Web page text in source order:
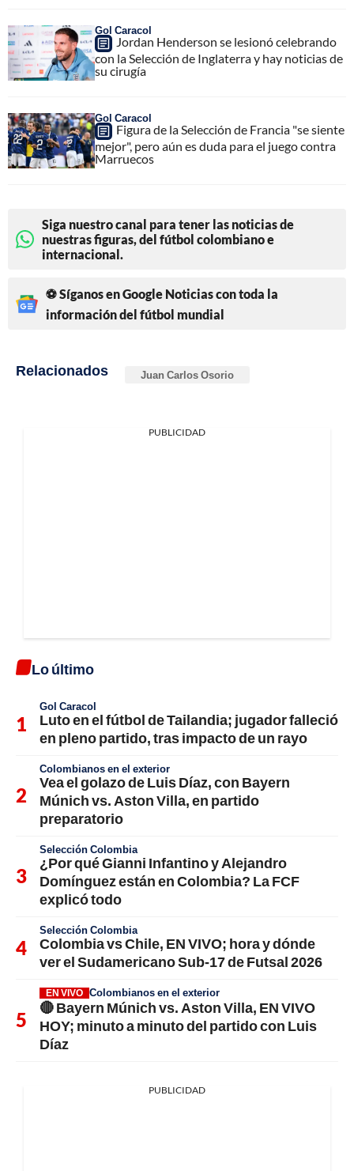
Gol Caracol
Jordan Henderson se lesionó celebrando
con la Selección de Inglaterra y hay noticias de
su cirugía
Gol Caracol
Figura de la Selección de Francia "se siente
mejor", pero aún es duda para el juego contra
Marruecos
Siga nuestro canal para tener las noticias de
nuestras figuras, del fútbol colombiano e
internacional.
⚽ Síganos en Google Noticias con toda la
información del fútbol mundial
Relacionados Juan Carlos Osorio
PUBLICIDAD
Lo último
Gol Caracol
Luto en el fútbol de Tailandia; jugador falleció
en pleno partido, tras impacto de un rayo
Colombianos en el exterior
Vea el golazo de Luis Díaz, con Bayern
Múnich vs. Aston Villa, en partido
preparatorio
Selección Colombia
¿Por qué Gianni Infantino y Alejandro
Domínguez están en Colombia? La FCF
explicó todo
Selección Colombia
Colombia vs Chile, EN VIVO; hora y dónde
ver el Sudamericano Sub-17 de Futsal 2026
EN VIVO Colombianos en el exterior
🔴 Bayern Múnich vs. Aston Villa, EN VIVO
HOY; minuto a minuto del partido con Luis
Díaz
PUBLICIDAD